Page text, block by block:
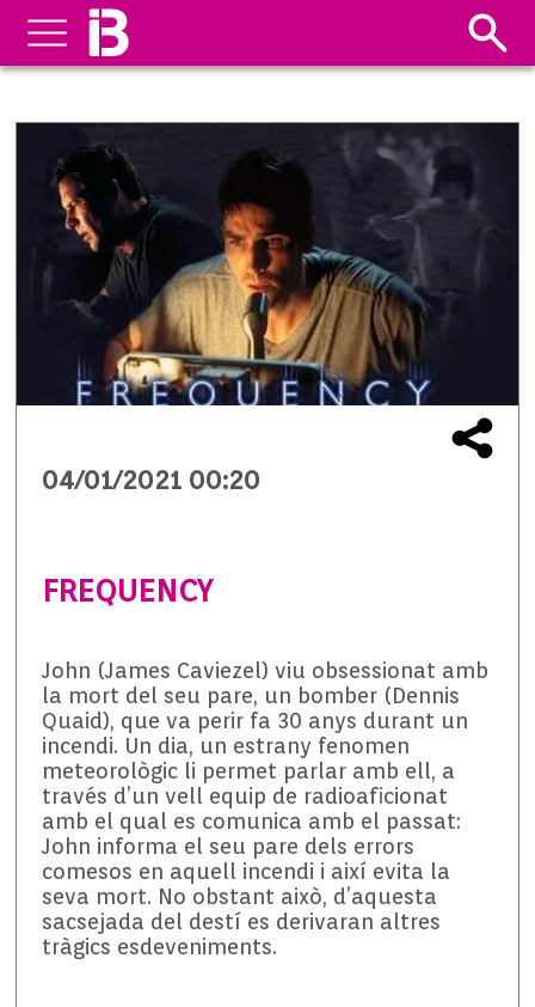
04/01/2021 00:20
FREQUENCY
John (James Caviezel) viu obsessionat amb
la mort del seu pare, un bomber (Dennis
Quaid), que va perir fa 30 anys durant un
incendi. Un dia, un estrany fenomen
meteorològic li permet parlar amb ell, a
través d’un vell equip de radioaficionat
amb el qual es comunica amb el passat:
John informa el seu pare dels errors
comesos en aquell incendi i així evita la
seva mort. No obstant això, d’aquesta
sacsejada del destí es derivaran altres
tràgics esdeveniments.